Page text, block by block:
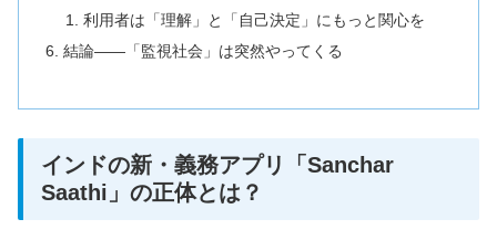
利用者は「理解」と「自己決定」にもっと関心を
結論――「監視社会」は突然やってくる
インドの新・義務アプリ「Sanchar
Saathi」の正体とは？